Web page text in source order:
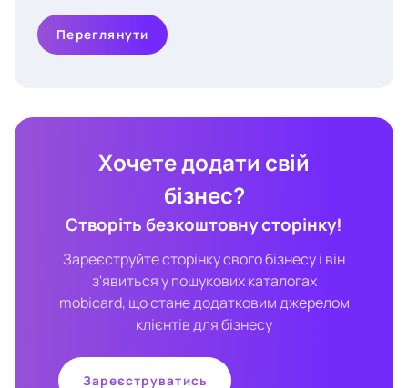
Хочете додати свій
бізнес?
Створіть безкоштовну сторінку!
Зареєструйте сторінку свого бізнесу і він
з'явиться у пошукових каталогах
mobicard, що стане додатковим джерелом
клієнтів для бізнесу
Зареєструватись
Переглянути